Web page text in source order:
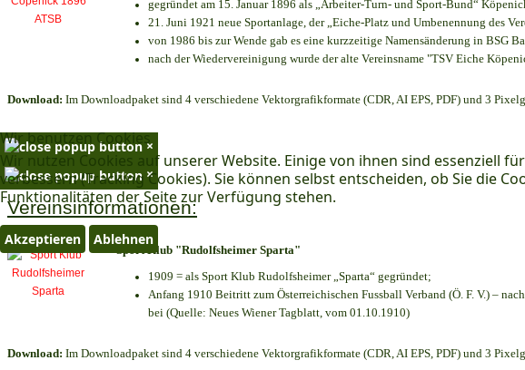
Wir benutzen Cookies
Wir nutzen Cookies auf unserer Website. Einige von ihnen sind essenziell
verbessern (Tracking Cookies). Sie können selbst entscheiden, ob Sie die
Funktionalitäten der Seite zur Verfügung stehen.
Akzeptieren Ablehnen
gegründet am 15. Januar 1896 als „Arbeiter-Turn- und Sport-Bund“
21. Juni 1921 neue Sportanlage, der „Eiche-Platz und Umbenennung des
von 1986 bis zur Wende gab es eine kurzzeitige Namensänderung in BSG
nach der Wiedervereinigung wurde der alte Vereinsname "TSV Eiche
Download: Im Downloadpaket sind 4 verschiedene Vektorgrafikformate (CDR, AI EPS, PDF) und 3
×
×
Vereinsinformationen:
Sport Klub "Rudolfsheimer Sparta"
1909 = als Sport Klub Rudolfsheimer „Sparta“ gegründet;
Anfang 1910 Beitritt zum Österreichischen Fussball Verband (Ö. F. V.) –
bei (Quelle: Neues Wiener Tagblatt, vom 01.10.1910)
Download: Im Downloadpaket sind 4 verschiedene Vektorgrafikformate (CDR, AI EPS, PDF) und 3